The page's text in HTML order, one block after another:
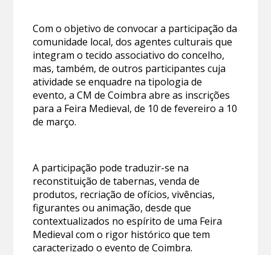
Com o objetivo de convocar a participação da
comunidade local, dos agentes culturais que
integram o tecido associativo do concelho,
mas, também, de outros participantes cuja
atividade se enquadre na tipologia de
evento, a CM de Coimbra abre as inscrições
para a Feira Medieval, de 10 de fevereiro a 10
de março.
A participação pode traduzir-se na
reconstituição de tabernas, venda de
produtos, recriação de ofícios, vivências,
figurantes ou animação, desde que
contextualizados no espírito de uma Feira
Medieval com o rigor histórico que tem
caracterizado o evento de Coimbra.